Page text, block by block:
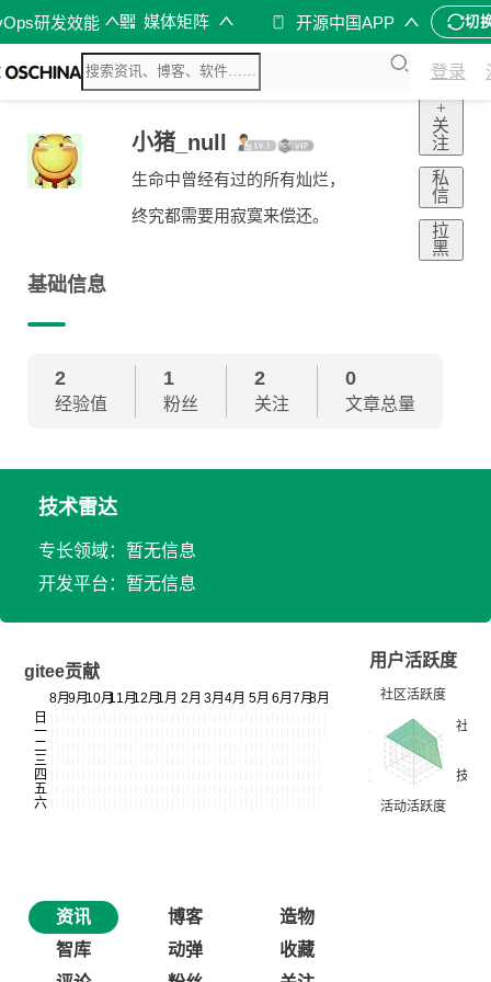
研发效能 媒体矩阵 开源中国APP 切
登录
小猪_null
生命中曾经有过的所有灿烂，
终究都需要用寂寞来偿还。
+
关
注
私
信
拉
黑
基础信息
2
经验值
1
粉丝
2
关注
0
文章总量
技术雷达
专长领域：暂无信息
开发平台：暂无信息
gitee贡献
用户活跃度
资讯 博客
造物
智库
动弹
收藏